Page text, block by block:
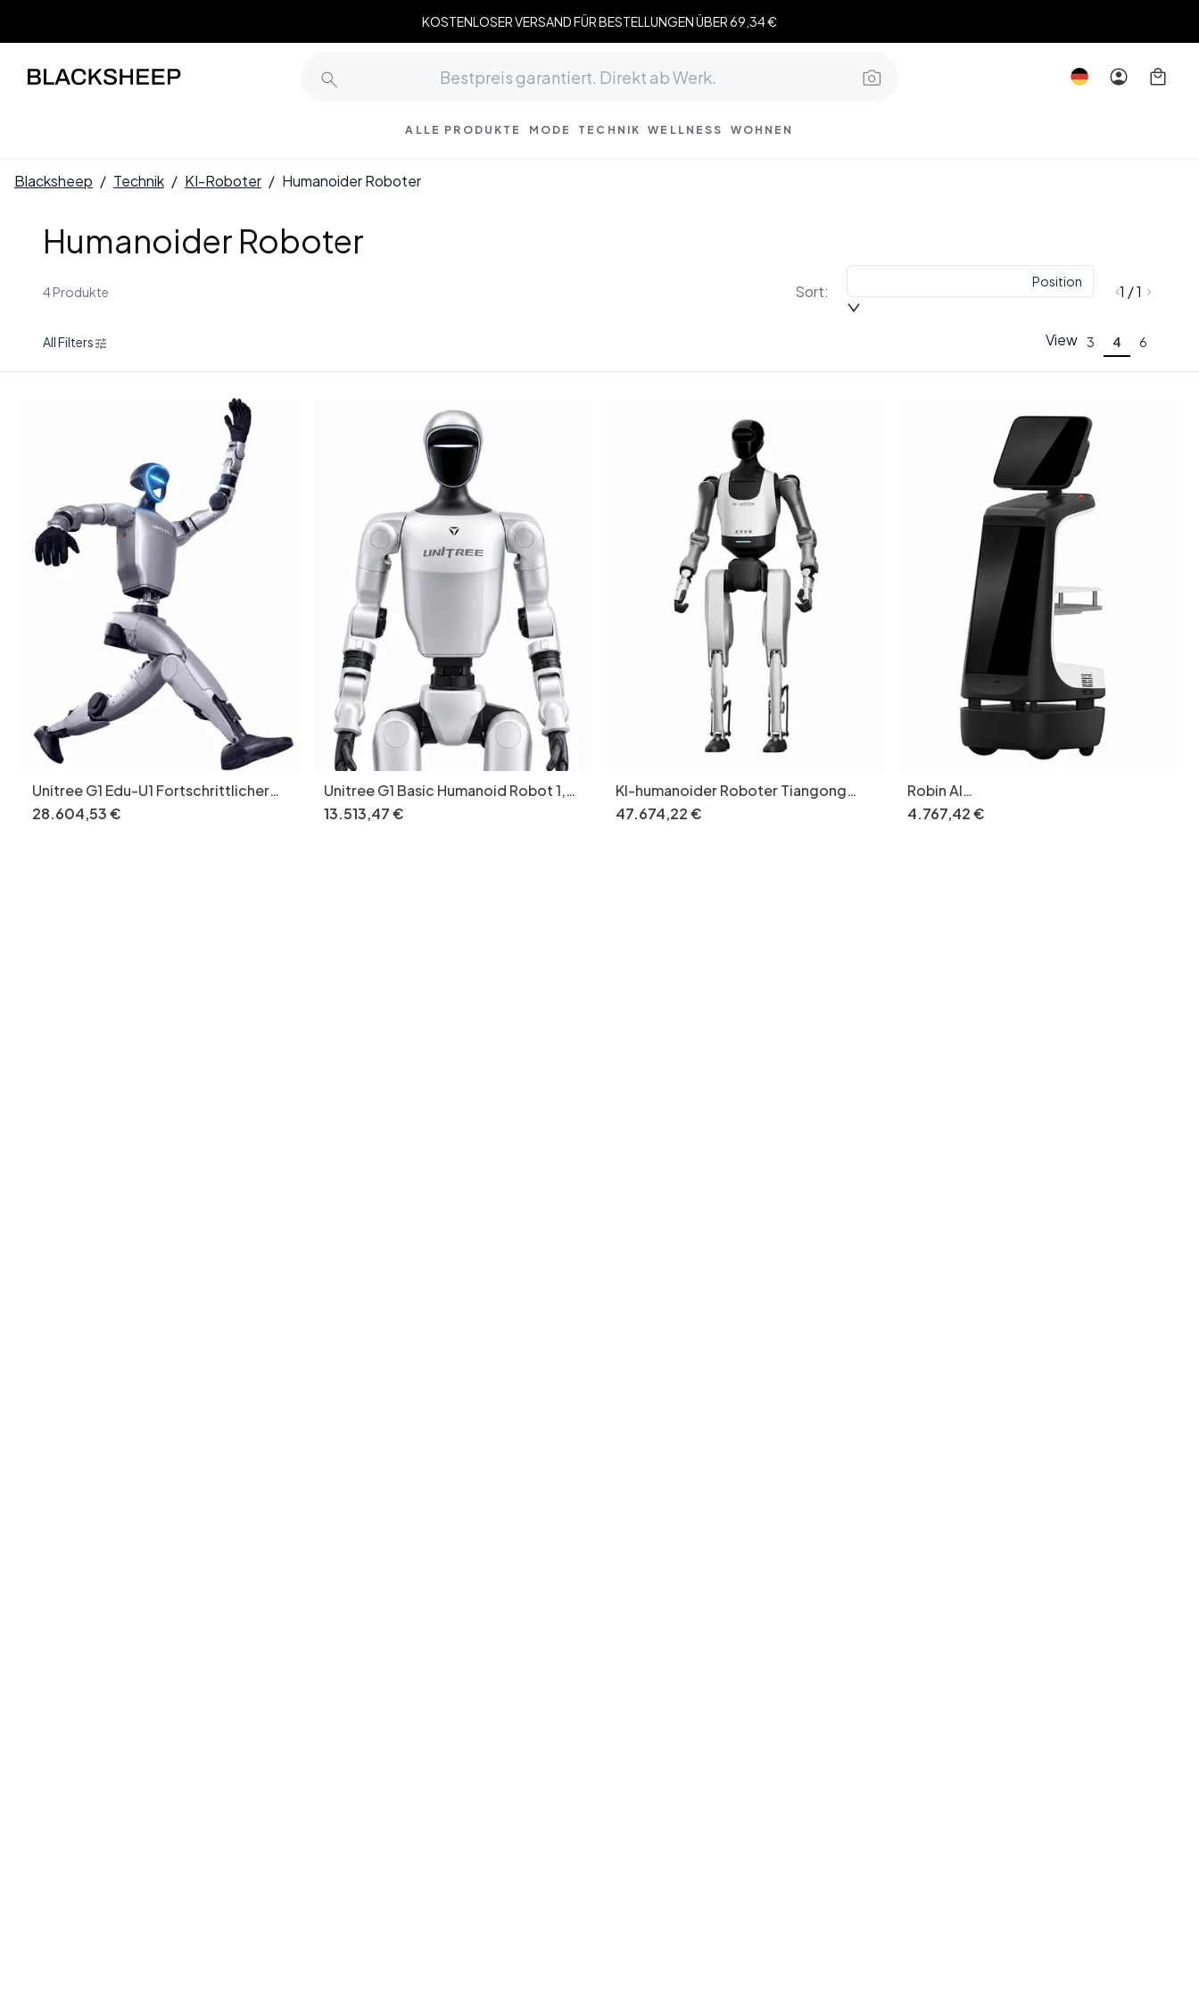
KOSTENLOSER VERSAND FÜR BESTELLUNGEN ÜBER 69,34 €
ALLE PRODUKTE MODE TECHNIK WELLNESS WOHNEN
Blacksheep / Technik / KI-Roboter / Humanoider Roboter
Humanoider Roboter
4 Produkte Sort:
Position
1 / 1
All Filters View 3 4 6
Unitree G1 Edu-U1 Fortschrittlicher
humanoider Roboter
28.604,53€
Unitree G1 Basic Humanoid Robot 1,3
m 35 kg
13.513,47€
KI-humanoider Roboter Tiangong
Walker Base
47.674,22€
Robin AI
Familiengesundheitsmanagement-
Roboter
4.767,42€